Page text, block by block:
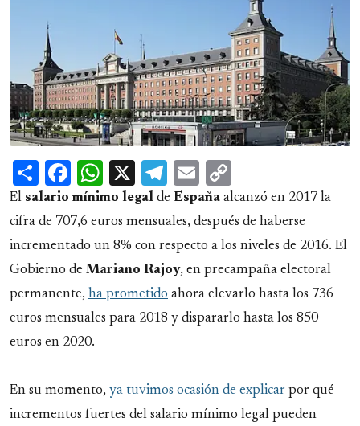
ShareFacebook
WhatsApp
X Telegram
Email
Link
El salario mínimo legal de España alcanzó en 2017 la
cifra de 707,6 euros mensuales, después de haberse
incrementado un 8% con respecto a los niveles de 2016. El
Gobierno de Mariano Rajoy, en precampaña electoral
permanente, ha prometido ahora elevarlo hasta los 736
euros mensuales para 2018 y dispararlo hasta los 850
euros en 2020.
En su momento, ya tuvimos ocasión de explicar por qué
incrementos fuertes del salario mínimo legal pueden